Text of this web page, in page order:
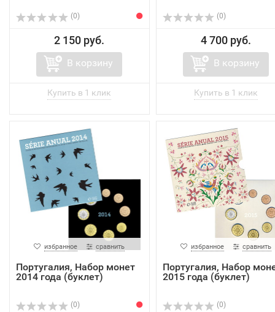
(0)
2 150 руб.
В корзину
(0)
4 700 руб.
В корзину
избранное сравнить
Португалия, Набор монет
2014 года (буклет)
(0)
избранное сравнить
Португалия, Набор
2015 года (буклет)
(0)